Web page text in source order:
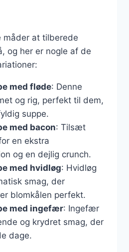
måder at tilberede
og her er nogle af de
med fløde: Denne
og rig, perfekt til dem,
suppe.
med bacon: Tilsæt
en ekstra
og en dejlig crunch.
med hvidløg: Hvidløg
smag, der
blomkålen perfekt.
med ingefær: Ingefær
og krydret smag, der
dage.